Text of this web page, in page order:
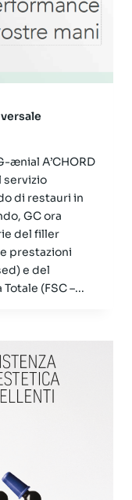
ænial A’CHORD
servizio
di restauri in
GC ora
del filler
prestazioni
e del
(FSC –...